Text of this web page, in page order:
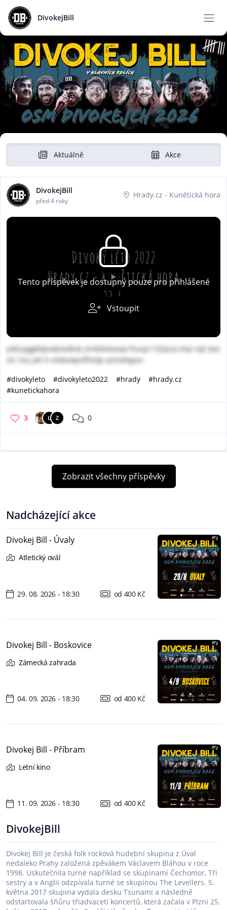
DivokejBill
Aktuálně Akce
DivokejBill
před 4 roky
Hrady.cz - Kunětická hora
Tento příspěvek je dostupný pouze pro přihlášené
Vstoupit
yobcpggkitpvabxvdluk znnbkmeoaa fnusp t fzijxcq mqi rajl xea
stc reu jah h vmkuwpsffmdp azinahgoui
#divokyleto
#divokyleto2022 #hrady
#hrady.cz
#kunetickahora
3 L Z 0
Zobrazit všechny příspěvky
Nadcházející akce
Divokej Bill - Úvaly
Atletický ovál
29. 08. 2026 - 18:30 od 400 Kč
Divokej Bill - Boskovice
Zámecká zahrada
04. 09. 2026 - 18:30 od 400 Kč
Divokej Bill - Příbram
Letní kino
11. 09. 2026 - 18:30 od 400 Kč
DivokejBill
Divokej Bill je česká folk rocková hudební skupina z Úval
nedaleko Prahy založená zpěvákem Václavem Bláhou v roce
1998. Uskutečnila turné například se skupinami Čechomor, Tři
sestry a v Anglii odzpívala turné se skupinou The Levellers. 5.
května 2017 skupina vydala desku Tsunami a následně
odstartovala šňůru třiadvaceti koncertů, která začala v Plzni 25.